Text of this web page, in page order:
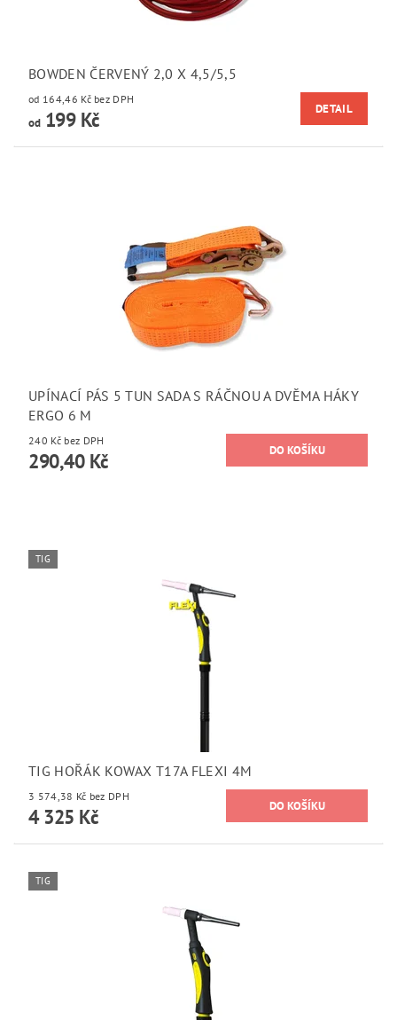
BOWDEN ČERVENÝ 2,0 X 4,5/5,5
od 164,46 Kč bez DPH
od199 Kč DETAIL
UPÍNACÍ PÁS 5 TUN SADA S RÁČNOU A DVĚMA HÁKY
ERGO 6 M
240 Kč bez DPH
290,40 Kč
TIG
TIG HOŘÁK KOWAX T17A FLEXI 4M
3 574,38 Kč bez DPH
4 325 Kč
TIG